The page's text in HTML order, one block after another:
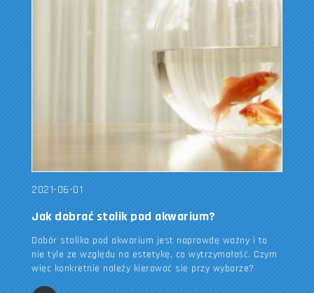
2021-06-01
Jak dobrać stolik pod akwarium?
Dobór stolika pod akwarium jest naprawdę ważny i to
nie tyle ze względu na estetykę, co wytrzymałość. Czym
więc konkretnie należy kierować się przy wyborze?